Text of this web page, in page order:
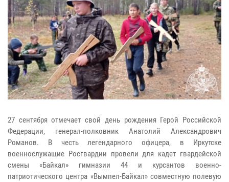
27 сентября отмечает свой день рождения Герой Российской
Федерации, генерал-полковник Анатолий Александрович
Романов. В честь легендарного офицера, в Иркутске
военнослужащие Росгвардии провели для кадет гвардейской
смены «Байкал» гимназии 44 и курсантов военно-
патриотического центра «Вымпел-Байкал» совместную полевую